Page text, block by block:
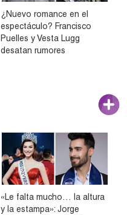
¿Nuevo romance en el
espectáculo? Francisco
Puelles y Vesta Lugg
desatan rumores
«Le falta mucho… la altura
y la estampa»: Jorge